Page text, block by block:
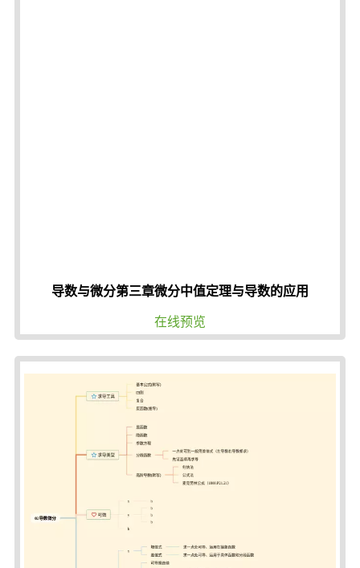
导数与微分第三章微分中值定理与导数的应用
在线预览